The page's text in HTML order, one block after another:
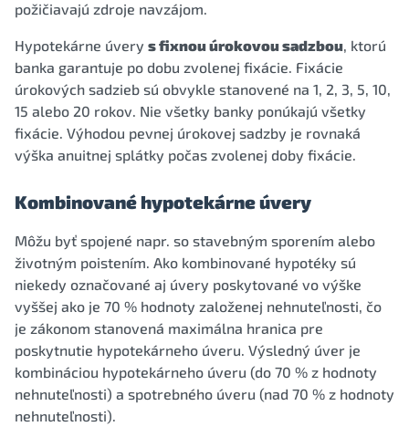
požičiavajú zdroje navzájom.
Hypotekárne úvery s fixnou úrokovou sadzbou, ktorú
banka garantuje po dobu zvolenej fixácie. Fixácie
úrokových sadzieb sú obvykle stanovené na 1, 2, 3, 5, 10,
15 alebo 20 rokov. Nie všetky banky ponúkajú všetky
fixácie. Výhodou pevnej úrokovej sadzby je rovnaká
výška anuitnej splátky počas zvolenej doby fixácie.
Kombinované hypotekárne úvery
Môžu byť spojené napr. so stavebným sporením alebo
životným poistením. Ako kombinované hypotéky sú
niekedy označované aj úvery poskytované vo výške
vyššej ako je 70 % hodnoty založenej nehnuteľnosti, čo
je zákonom stanovená maximálna hranica pre
poskytnutie hypotekárneho úveru. Výsledný úver je
kombináciou hypotekárneho úveru (do 70 % z hodnoty
nehnuteľnosti) a spotrebného úveru (nad 70 % z hodnoty
nehnuteľnosti).